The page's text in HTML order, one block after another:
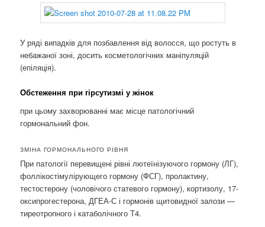
У ряді випадків для позбавлення від волосся, що ростуть в
небажаної зоні, досить косметологічних маніпуляцій
(епіляція).
Обстеження при гірсутизмі у жінок
при цьому захворюванні має місце патологічний
гормональний фон.
ЗМІНА ГОРМОНАЛЬНОГО РІВНЯ
При патології перевищені рівні лютеїнізуючого гормону (ЛГ),
фоллікостімулірующего гормону (ФСГ), пролактину,
тестостерону (чоловічого статевого гормону), кортизолу, 17-
оксипрогестерона, ДГЕА-С і гормонів щитовидної залози —
тиреотропного і катаболічного Т4.